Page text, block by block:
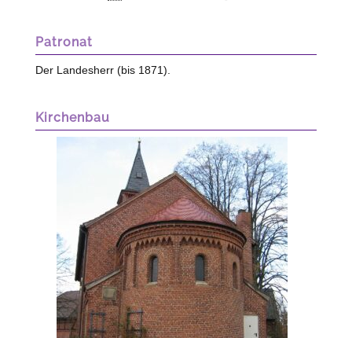
Patronat
Der Landesherr (bis 1871).
Kirchenbau